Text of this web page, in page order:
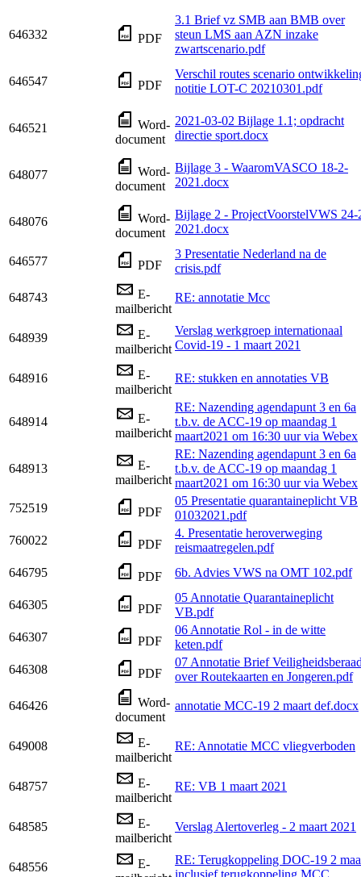
646332 PDF
3.1 Brief vz SMB aan BMB over
steun LMS aan AZN inzake
zwartscenario.pdf
646547 PDF
Verschil routes scenario
notitie LOT-C 20210301.pdf
646521
Word-
document
2021-03-02 Bijlage 1.1; opdracht
directie sport.docx
648077
Word-
document
Bijlage 3 - WaaromVASCO 18-2-
2021.docx
648076
Word-
document
Bijlage 2 - ProjectVoorstelVWS 24-
2021.docx
646577 PDF
3 Presentatie Nederland na de
crisis.pdf
648743
E-
mailbericht
RE: annotatie Mcc
648939
E-
mailbericht
Verslag werkgroep internationaal
Covid-19 - 1 maart 2021
648916
E-
mailbericht
RE: stukken en annotaties VB
648914
E-
mailbericht
RE: Nazending agendapunt 3 en 6a
t.b.v. de ACC-19 op maandag 1
maart2021 om 16:30 uur via Webex
648913
E-
mailbericht
RE: Nazending agendapunt 3 en 6a
t.b.v. de ACC-19 op maandag 1
maart2021 om 16:30 uur via Webex
752519
PDF
05 Presentatie quarantaineplicht VB
01032021.pdf
760022
PDF
4. Presentatie heroverweging
reismaatregelen.pdf
646795
PDF 6b. Advies VWS na OMT 102.pdf
646305 PDF
05 Annotatie Quarantaineplicht
VB.pdf
646307
PDF
06 Annotatie Rol - in de witte
keten.pdf
646308
PDF
07 Annotatie Brief
over Routekaarten en Jongeren.pdf
646426
Word-
document
annotatie MCC-19 2 maart def.docx
649008
E-
mailbericht
RE: Annotatie MCC vliegverboden
648757
E-
mailbericht
RE: VB 1 maart 2021
648585
E-
mailbericht
Verslag Alertoverleg - 2 maart 2021
648556
E-
RE: Terugkoppeling DOC-19 2